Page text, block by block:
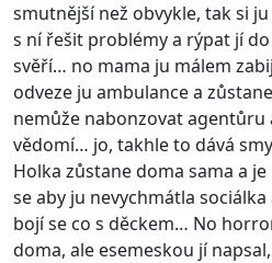
smutnější než obvykle, tak si
s ní řešit problémy a rýpat jí
svěří… no mama ju málem
odveze ju ambulance a
nemůže nabonzovat
vědomí… jo, takhle to dává
Holka zůstane doma sama a
se aby ju nevychmátla
bojí se co s děckem… No
doma, ale esemeskou jí